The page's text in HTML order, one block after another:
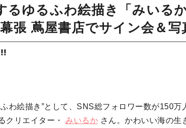
るゆるふわ絵描き「みいる
張 蔦屋書店でサイン会＆写
わ絵描き”として、SNS総フォロワー数が150万
クリエイター・ みいるか さん。かわいい海の生